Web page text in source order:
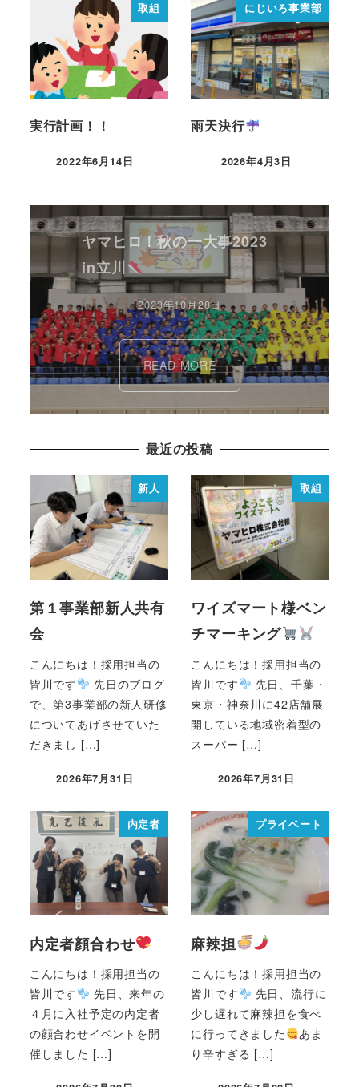
取組
実行計画！！
2022年6月14日
にじいろ事業部
雨天決行
2026年4月3日
ヤマヒロ！秋の一大事2023
in立川
2023年10月28日
READ MORE
最近の投稿
新人
第１事業部新人共有
会
こんにちは！採用担当の
皆川です
先日のブログ
で、第3事業部の新人研修
についてあげさせていた
だきまし […]
2026年7月31日
取組
ワイズマート様ベン
チマーキング
こんにちは！採用担当の
皆川です
先日、千葉・
東京・神奈川に42店舗展
開している地域密着型の
スーパー […]
2026年7月31日
内定者
内定者顔合わせ
こんにちは！採用担当の
皆川です
先日、来年の
４月に入社予定の内定者
の顔合わせイベントを開
催しました […]
プライベート
麻辣担
こんにちは！採用担当の
皆川です
先日、流行に
少し遅れて麻辣担を食べ
に行ってきました
あま
り辛すぎる […]